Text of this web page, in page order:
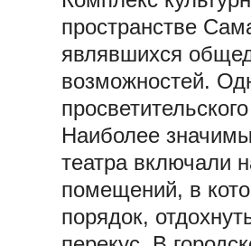
пространстве
являвшихся
возможностей.
Наиболее
театра включали
помещений, в
порядок,